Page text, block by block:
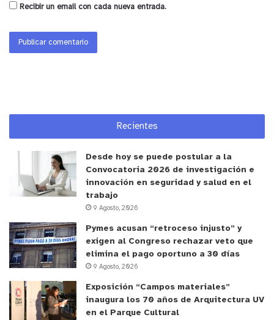
Recibir un email con cada nueva entrada.
Recientes
Desde hoy se puede postular a la
Convocatoria 2026 de investigación e
innovación en seguridad y salud en el
trabajo
9 Agosto, 2026
Pymes acusan “retroceso injusto” y
exigen al Congreso rechazar veto que
elimina el pago oportuno a 30 días
9 Agosto, 2026
Exposición “Campos materiales”
inaugura los 70 años de Arquitectura UV
en el Parque Cultural